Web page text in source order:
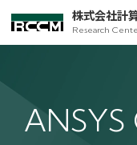
株式会社計
Research